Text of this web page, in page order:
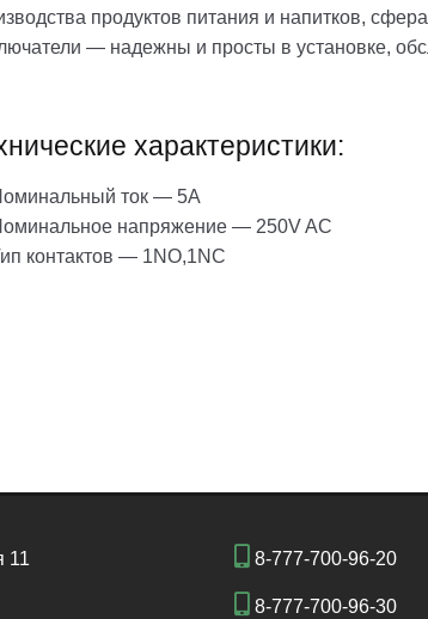
продуктов питания и напитков,
— надежны и просты в установке,
характеристики:
ток — 5А
напряжение — 250V AC
контактов — 1NO,1NC
11 8-777-700-96-20
8-777-700-96-30